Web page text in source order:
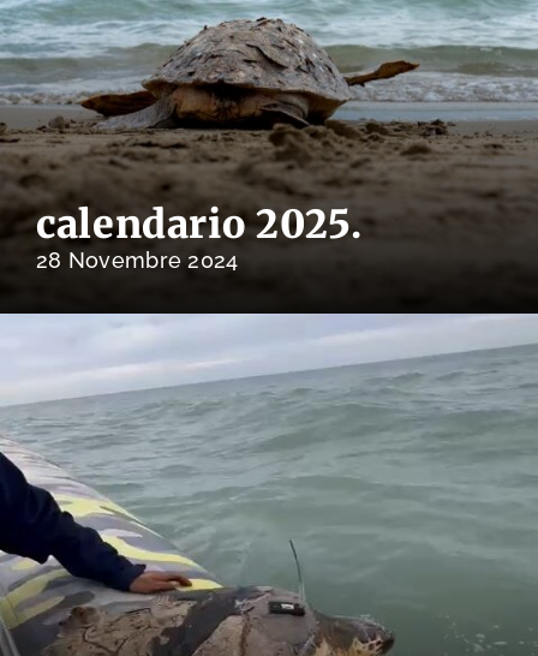
calendario 2025.
28 Novembre 2024